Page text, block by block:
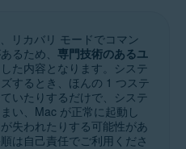
リカバリ モードでコマン
るため、 専門技術のあるユ
た内容となります。システ
するとき、ほんの 1 つステ
いたりするだけで、システ
い、Mac が正常に起動し
失われたりする可能性があ
は自己責任でご利用くださ